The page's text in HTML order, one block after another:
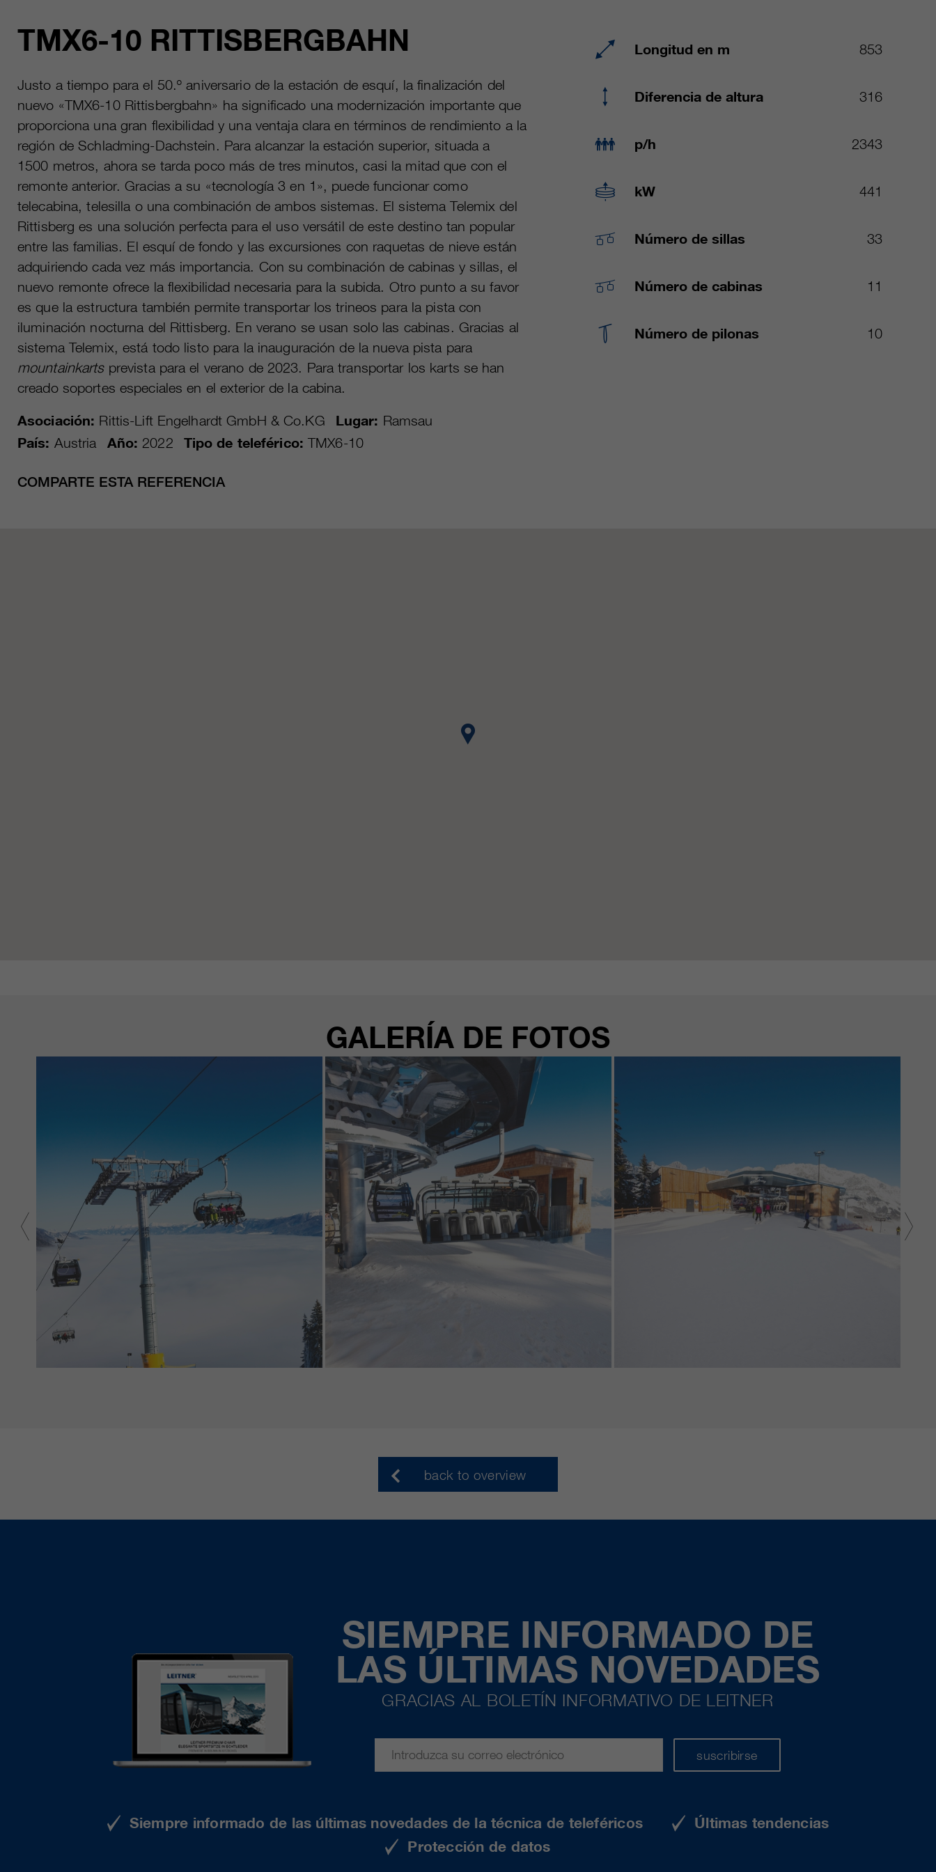
TMX6-10 RITTISBERGBAHN
Justo a tiempo para el 50.º aniversario de la estación de esquí, la finalización del
nuevo «TMX6-10 Rittisbergbahn» ha significado una modernización importante que
proporciona una gran flexibilidad y una ventaja clara en términos de rendimiento a la
región de Schladming-Dachstein. Para alcanzar la estación superior, situada a
1500 metros, ahora se tarda poco más de tres minutos, casi la mitad que con el
remonte anterior. Gracias a su «tecnología 3 en 1», puede funcionar como
telecabina, telesilla o una combinación de ambos sistemas. El sistema Telemix del
Rittisberg es una solución perfecta para el uso versátil de este destino tan popular
entre las familias. El esquí de fondo y las excursiones con raquetas de nieve están
adquiriendo cada vez más importancia. Con su combinación de cabinas y sillas, el
nuevo remonte ofrece la flexibilidad necesaria para la subida. Otro punto a su favor
es que la estructura también permite transportar los trineos para la pista con
iluminación nocturna del Rittisberg. En verano se usan solo las cabinas. Gracias al
sistema Telemix, está todo listo para la inauguración de la nueva pista para
mountainkartsprevista para el verano de 2023. Para transportar los karts se han
creado soportes especiales en el exterior de la cabina.
Asociación: Rittis-Lift Engelhardt GmbH & Co.KG Lugar: Ramsau
País: Austria Año: 2022 Tipo de teleférico: TMX6-10
COMPARTE ESTA REFERENCIA
Longitud en m 853
Diferencia de altura 316
p/h 2343
kW 441
Número de sillas 33
Número de cabinas 11
Número de pilonas 10
GALERÍA DE FOTOS
back to overview
SIEMPRE INFORMADO DE
LAS ÚLTIMAS NOVEDADES
GRACIAS AL BOLETÍN INFORMATIVO DE LEITNER
suscribirse
Siempre informado de las últimas novedades de la técnica de teleféricos
Últimas tendencias
Protección de datos
Name cookie_optin
duración 30 días
fin
Guarda la configuración de la cookie
proveedor Google Analytics
Mehrere - variieren zwischen 2 Jahren und 6
fin
Estas cookies son utilizadas por Google
información de uso, incluida información
personal y no personal. Para más información,
consulte la política de privacidad de Google
Analytics en https:/policies.google.com/
privacy. que nos ayudan a mejorar nuestras
aplicaciones y nuestros sitios web. Esta
información también se transmite a nuestros
clientes/ socios.